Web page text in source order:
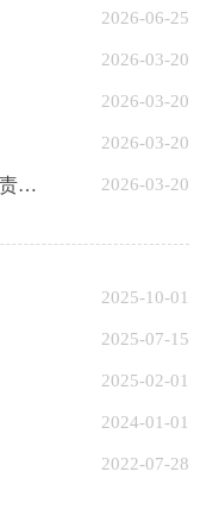
2026-06-25
2026-03-20
2026-03-20
2026-03-20
丰台区六里桥街道轻微违法行为免责事项清单 2026-03-20
2025-10-01
2025-07-15
2025-02-01
2024-01-01
2022-07-28